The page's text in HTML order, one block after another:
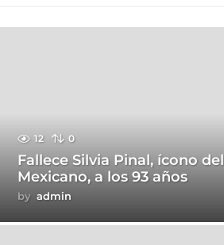
12 0
Fallece Silvia Pinal, ícono
Mexicano, a los 93 años
by admin